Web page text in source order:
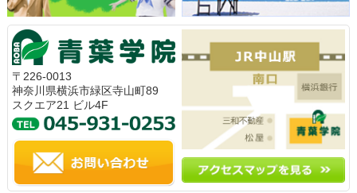
〒226-0013
神奈川県横浜市緑区寺山町89
スクエア21 ビル4F